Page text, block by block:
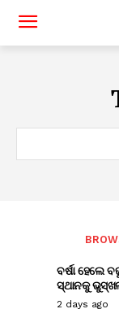
ବର୍ଷା ହେଲେ
ସ୍ଥାନକୁ
2 days ago